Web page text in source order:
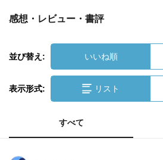
感想・レビュー・書評
並び替え: いいね順
表示形式: リスト
すべて